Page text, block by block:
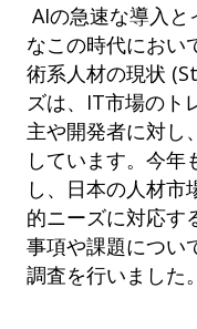
AIの急速な導入
なこの時代にお
術系人材の現状
ズは、IT市場のト
主や開発者に対し
しています。今年
し、日本の人材市
的ニーズに対応す
事項や課題につい
調査を行いました。